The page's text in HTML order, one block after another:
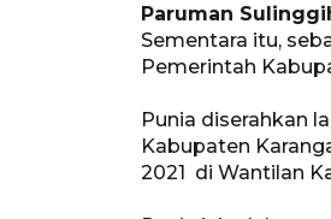
Paruman
Sementara itu,
Pemerintah
Punia diserahkan
Kabupaten
2021 di Wantilan